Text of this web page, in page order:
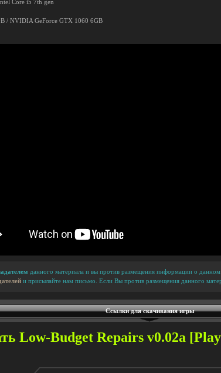
Core i5 7th gen
/ NVIDIA GeForce GTX 1060 6GB
данного материала и вы против размещения информации о
и присылайте нам письмо. Если Вы против размещения данного
Ссылки для скачивания игры
Low-Budget Repairs v0.02a